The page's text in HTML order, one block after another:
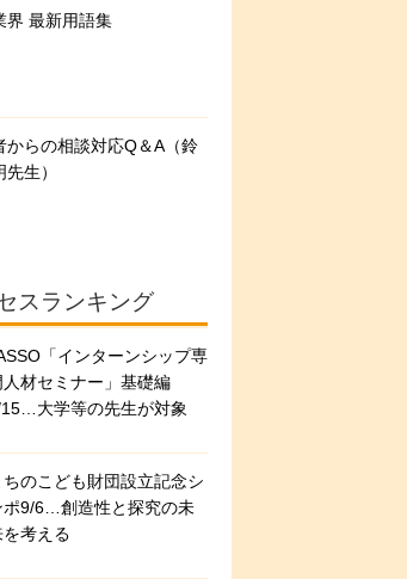
界 最新用語集
からの相談対応Q＆A（鈴
生）
スランキング
「インターンシップ専
人材セミナー」基礎編
大学等の先生が対象
ちのこども財団設立記念シ
ポ9/6…創造性と探究の未
を考える